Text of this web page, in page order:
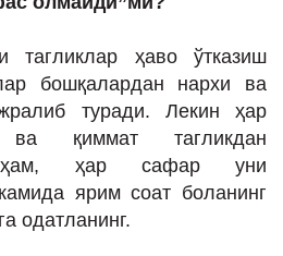
тагликлар ҳаво ўтказиш
бошқалардан нархи ва
туради. Лекин ҳар
қиммат тагликдан
ҳам, ҳар сафар уни
ярим соат боланинг
одатланинг.